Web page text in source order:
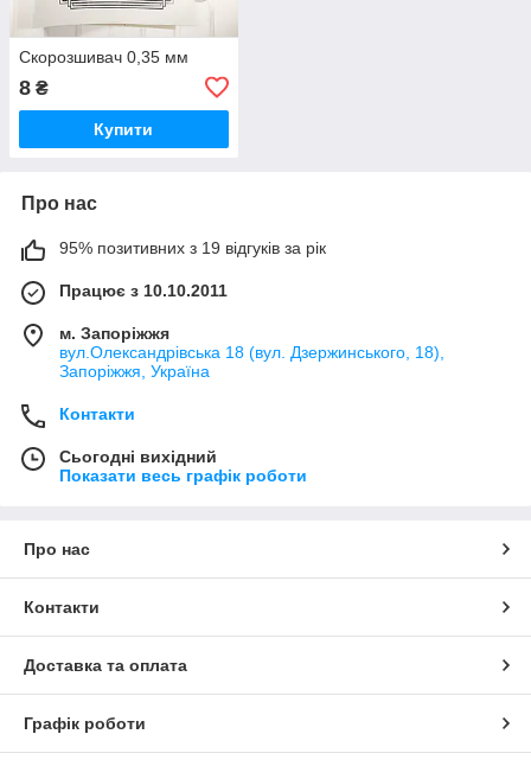
Скорозшивач 0,35 мм
8 ₴
Купити
Про нас
95% позитивних з 19 відгуків за рік
Працює з 10.10.2011
м. Запоріжжя
вул.Олександрівська 18 (вул. Дзержинського, 18),
Запоріжжя, Україна
Контакти
Сьогодні вихідний
Показати весь графік роботи
Про нас
Контакти
Доставка та оплата
Графік роботи